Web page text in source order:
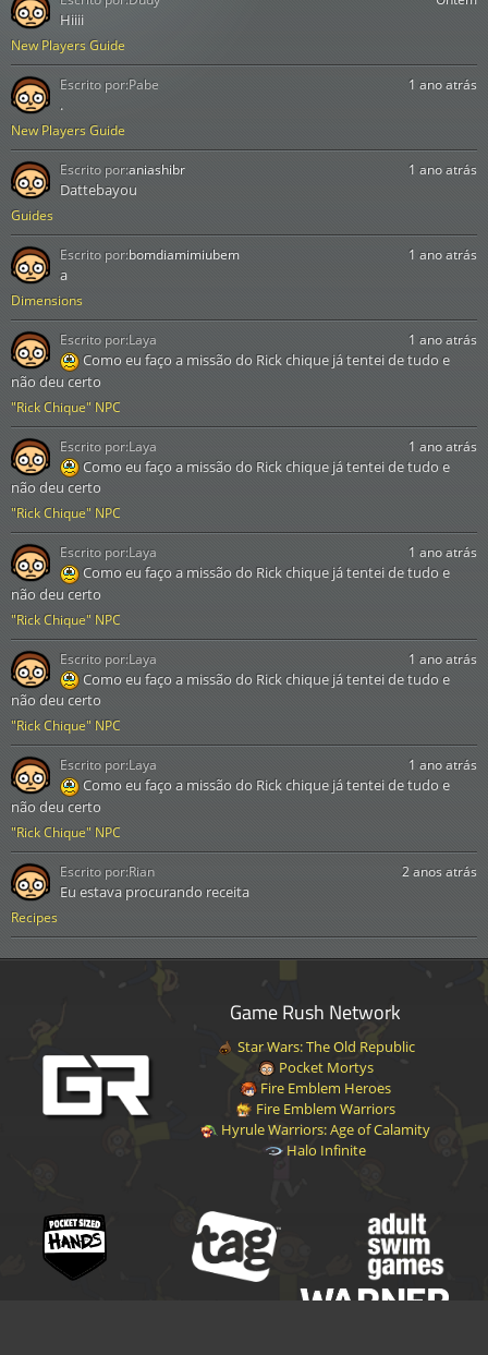
New Players Guide
Hiiii
New Players Guide
1 ano atrás
.
Escrito por:Pabe
Guides
1 ano atrás
Dattebayou
Escrito por:aniashibr
Dimensions
1 ano atrás
a
Escrito por:bomdiamimiubem
"Rick Chique" NPC
1 ano atrás
Como eu faço a missão do Rick chique já tentei de tudo e
não deu certo
Escrito por:Laya
"Rick Chique" NPC
1 ano atrás
Como eu faço a missão do Rick chique já tentei de tudo e
não deu certo
Escrito por:Laya
"Rick Chique" NPC
1 ano atrás
Como eu faço a missão do Rick chique já tentei de tudo e
não deu certo
Escrito por:Laya
"Rick Chique" NPC
1 ano atrás
Como eu faço a missão do Rick chique já tentei de tudo e
não deu certo
Escrito por:Laya
"Rick Chique" NPC
1 ano atrás
Como eu faço a missão do Rick chique já tentei de tudo e
não deu certo
Escrito por:Laya
Recipes
2 anos atrás
Eu estava procurando receita
Escrito por:Rian
Game Rush Network
Star Wars: The Old Republic
Pocket Mortys
Fire Emblem Heroes
Fire Emblem Warriors
Hyrule Warriors: Age of Calamity
Halo Infinite